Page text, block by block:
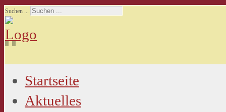
Suchen ...
Startseite
Aktuelles